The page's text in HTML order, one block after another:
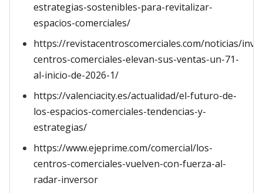
estrategias-sostenibles-para-revitalizar-
espacios-comerciales/
https://revistacentroscomerciales.com/noticias/
centros-comerciales-elevan-sus-ventas-un-71-
al-inicio-de-2026-1/
https://valenciacity.es/actualidad/el-futuro-de-
los-espacios-comerciales-tendencias-y-
estrategias/
https://www.ejeprime.com/comercial/los-
centros-comerciales-vuelven-con-fuerza-al-
radar-inversor